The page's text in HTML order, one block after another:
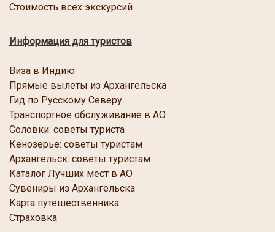
Стоимость всех экскурсий
Информация для туристов
Виза в Индию
Прямые вылеты из Архангельска
Гид по Русскому Северу
Транспортное обслуживание в АО
Соловки: советы туриста
Кенозерье: советы туристам
Архангельск: советы туристам
Каталог Лучших мест в АО
Сувениры из Архангельска
Карта путешественника
Страховка